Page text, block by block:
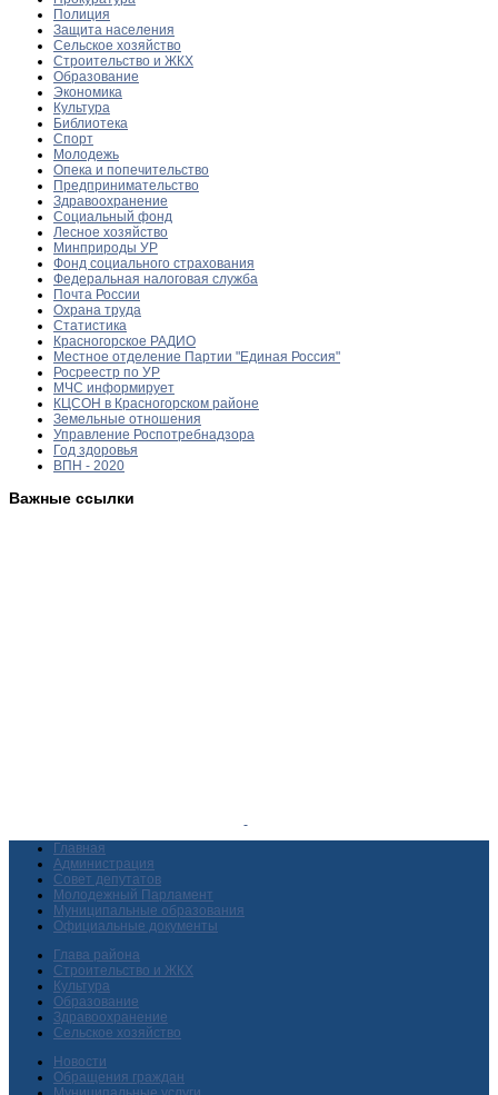
Полиция
Защита населения
Сельское хозяйство
Строительство и ЖКХ
Образование
Экономика
Культура
Библиотека
Спорт
Молодежь
Опека и попечительство
Предпринимательство
Здравоохранение
Социальный фонд
Лесное хозяйство
Минприроды УР
Фонд социального страхования
Федеральная налоговая служба
Почта России
Охрана труда
Статистика
Красногорское РАДИО
Местное отделение Партии "Единая Россия"
Росреестр по УР
МЧС информирует
КЦСОН в Красногорском районе
Земельные отношения
Управление Роспотребнадзора
Год здоровья
ВПН - 2020
Важные ссылки
Главная
Администрация
Совет депутатов
Молодежный Парламент
Муниципальные образования
Официальные документы
Глава района
Строительство и ЖКХ
Культура
Образование
Здравоохранение
Сельское хозяйство
Новости
Обращения граждан